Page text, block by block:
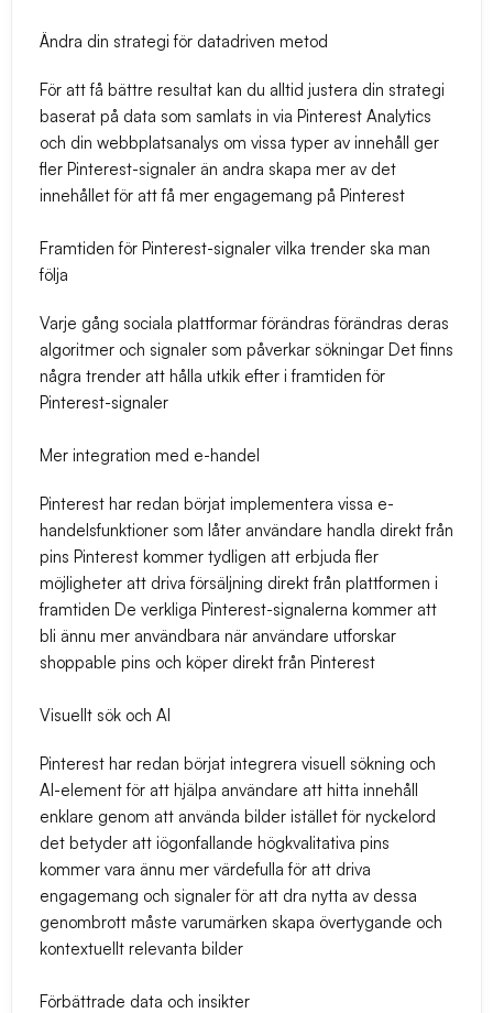
Ändra din strategi för datadriven metod
För att få bättre resultat kan du alltid justera din strategi
baserat på data som samlats in via Pinterest Analytics
och din webbplatsanalys om vissa typer av innehåll ger
fler Pinterest-signaler än andra skapa mer av det
innehållet för att få mer engagemang på Pinterest
Framtiden för Pinterest-signaler vilka trender ska man
följa
Varje gång sociala plattformar förändras förändras deras
algoritmer och signaler som påverkar sökningar Det finns
några trender att hålla utkik efter i framtiden för
Pinterest-signaler
Mer integration med e-handel
Pinterest har redan börjat implementera vissa e-
handelsfunktioner som låter användare handla direkt från
pins Pinterest kommer tydligen att erbjuda fler
möjligheter att driva försäljning direkt från plattformen i
framtiden De verkliga Pinterest-signalerna kommer att
bli ännu mer användbara när användare utforskar
shoppable pins och köper direkt från Pinterest
Visuellt sök och AI
Pinterest har redan börjat integrera visuell sökning och
AI-element för att hjälpa användare att hitta innehåll
enklare genom att använda bilder istället för nyckelord
det betyder att iögonfallande högkvalitativa pins
kommer vara ännu mer värdefulla för att driva
engagemang och signaler för att dra nytta av dessa
genombrott måste varumärken skapa övertygande och
kontextuellt relevanta bilder
Förbättrade data och insikter